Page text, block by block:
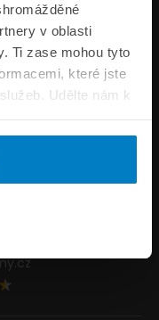
v oblasti
Ti zase mohou tyto
které jste
Udělte nám k